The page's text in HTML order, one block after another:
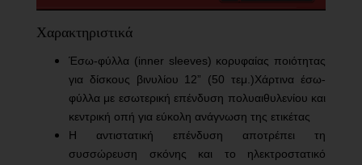
Χαρακτηριστικά
Έσω-φύλλα (inner sleeves) κορυφαίας ποιότητας
για δίσκους βινυλίου 12” (50 τεμ.)Χάρτινα έσω-
φύλλα με εσωτερική επένδυση πολυαιθυλενίου και
κεντρική οπή για εύκολη ανάγνωση της ετικέτας
Η αντιστατική επένδυση αποτρέπει τη
συσσώρευση σκόνης και το ηλεκτροστατικό